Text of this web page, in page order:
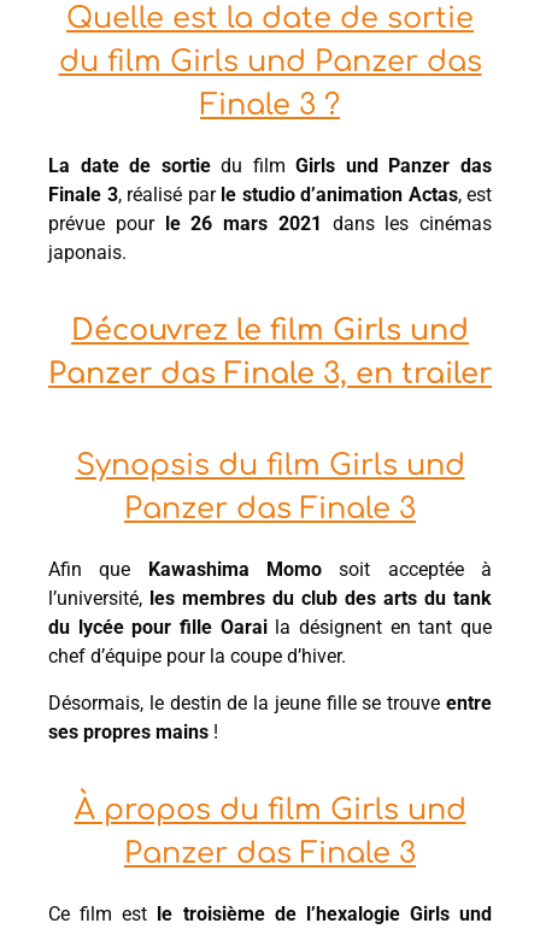
Quelle est la date de sortie
du film Girls und Panzer das
Finale 3 ?
La date de sortiedu filmGirls und Panzer das
Finale 3, réalisé par le studio d’animation Actas, est
prévue pour le 26 mars 2021 dans les cinémas
japonais.
Découvrez le film Girls und
Panzer das Finale 3, en trailer
Synopsis du film Girls und
Panzer das Finale 3
Afin que Kawashima Momosoit acceptée à
l’université, les membres du club des arts du tank
du lycée pour fille Oaraila désignent en tant que
chef d’équipe pour la coupe d’hiver.
Désormais, le destin de la jeune fille se trouve entre
ses propres mains !
À propos du film Girls und
Panzer das Finale 3
Ce film est le troisième de l’hexalogie Girls und